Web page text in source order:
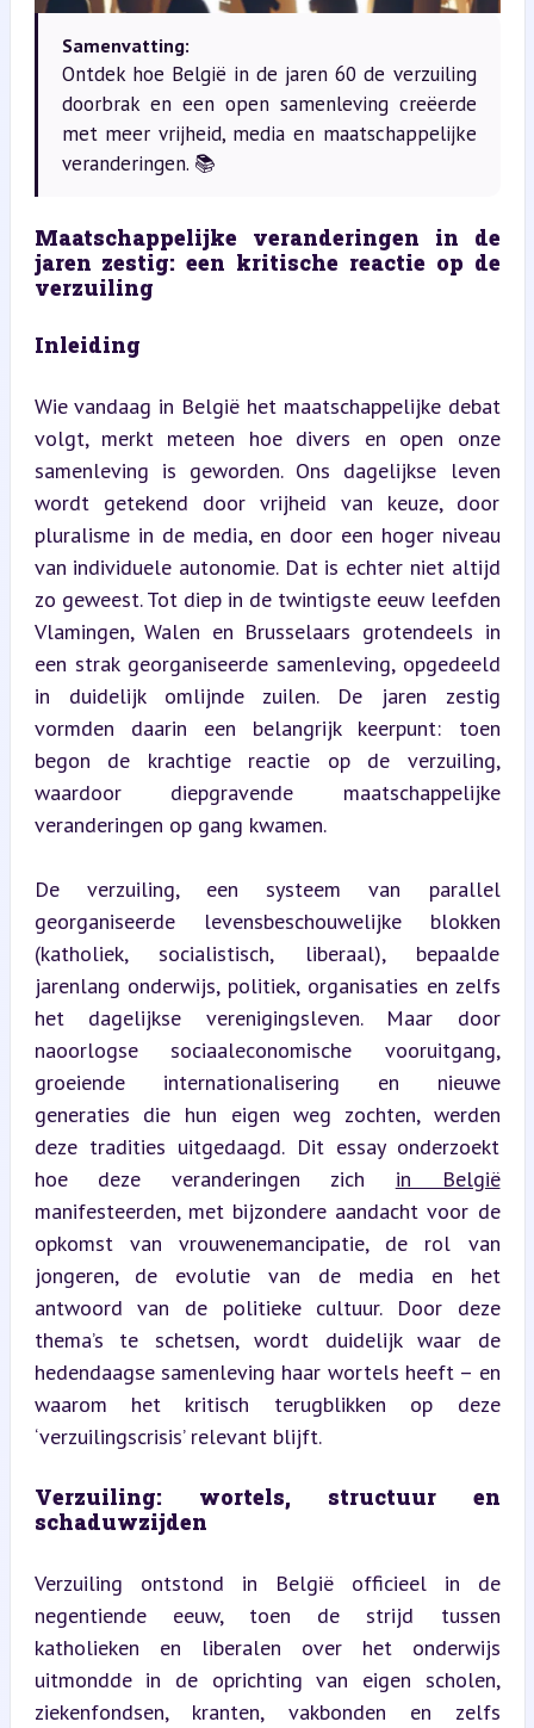
Samenvatting:
Ontdek hoe België in de jaren 60 de verzuiling
doorbrak en een open samenleving creëerde
met meer vrijheid, media en maatschappelijke
veranderingen. 📚
Maatschappelijke veranderingen in de
jaren zestig: een kritische reactie op de
verzuiling
Inleiding
Wie vandaag in België het maatschappelijke debat
volgt, merkt meteen hoe divers en open onze
samenleving is geworden. Ons dagelijkse leven
wordt getekend door vrijheid van keuze, door
pluralisme in de media, en door een hoger niveau
van individuele autonomie. Dat is echter niet altijd
zo geweest. Tot diep in de twintigste eeuw leefden
Vlamingen, Walen en Brusselaars grotendeels in
een strak georganiseerde samenleving, opgedeeld
in duidelijk omlijnde zuilen. De jaren zestig
vormden daarin een belangrijk keerpunt: toen
begon de krachtige reactie op de verzuiling,
waardoor diepgravende maatschappelijke
veranderingen op gang kwamen.
De verzuiling, een systeem van parallel
georganiseerde levensbeschouwelijke blokken
(katholiek, socialistisch, liberaal), bepaalde
jarenlang onderwijs, politiek, organisaties en zelfs
het dagelijkse verenigingsleven. Maar door
naoorlogse sociaaleconomische vooruitgang,
groeiende internationalisering en nieuwe
generaties die hun eigen weg zochten, werden
deze tradities uitgedaagd. Dit essay onderzoekt
hoe deze veranderingen zich in België
manifesteerden, met bijzondere aandacht voor de
opkomst van vrouwenemancipatie, de rol van
jongeren, de evolutie van de media en het
antwoord van de politieke cultuur. Door deze
thema’s te schetsen, wordt duidelijk waar de
hedendaagse samenleving haar wortels heeft – en
waarom het kritisch terugblikken op deze
‘verzuilingscrisis’ relevant blijft.
Verzuiling: wortels, structuur en
schaduwzijden
Verzuiling ontstond in België officieel in de
negentiende eeuw, toen de strijd tussen
katholieken en liberalen over het onderwijs
uitmondde in de oprichting van eigen scholen,
ziekenfondsen, kranten, vakbonden en zelfs